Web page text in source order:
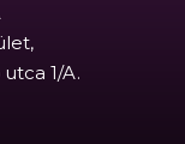
1/A.